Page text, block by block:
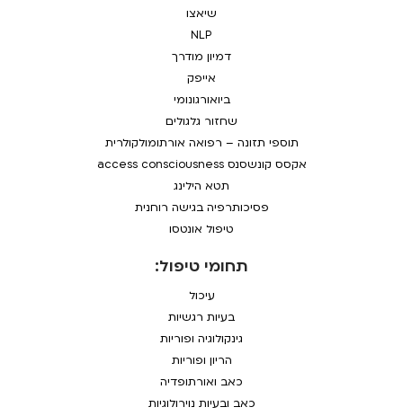
תחומי טיפול:
עיכול
בעיות רגשיות
גינקולוגיה ופוריות
הריון ופוריות
כאב ואורתופדיה
כאב ובעיות נוירולוגיות
שיאצו
NLP
דמיון מודרך
אייפק
ביואורגונומי
שחזור גלגולים
תוספי תזונה – רפואה אורתומולקולרית
אקסס קונשסנס access consciousness
תטא הילינג
פסיכותרפיה בגישה רוחנית
טיפול אונטסו